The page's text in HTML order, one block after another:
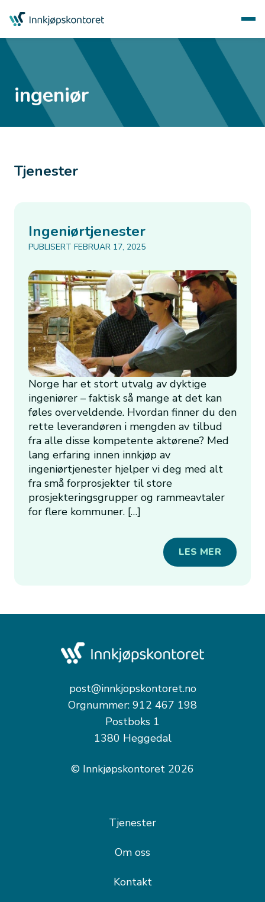
ingeniør
Tjenester
Ingeniørtjenester
PUBLISERT FEBRUAR 17, 2025
Norge har et stort utvalg av dyktige
ingeniører – faktisk så mange at det kan
føles overveldende. Hvordan finner du den
rette leverandøren i mengden av tilbud
fra alle disse kompetente aktørene? Med
lang erfaring innen innkjøp av
ingeniørtjenester hjelper vi deg med alt
fra små forprosjekter til store
prosjekteringsgrupper og rammeavtaler
for flere kommuner. […]
LES MER
post@innkjopskontoret.no
Orgnummer: 912 467 198
Postboks 1
1380 Heggedal
© Innkjøpskontoret 2026
Tjenester
Om oss
Kontakt